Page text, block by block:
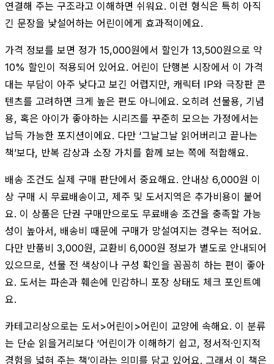
연결해 주는 구조라고 이해하면 쉬워요. 이런 형식은 특히 아직
긴 문장을 낯설어하는 어린이에게 효과적이에요.
가격 정보를 보면 정가 15,000원에서 할인가 13,500원으로 약
10% 할인이 적용되어 있어요. 어린이 단행본 시장에서 이 가격
대는 부담이 아주 낮다고 보긴 어렵지만, 캐릭터 IP와 극장판 콘
텐츠를 고려하면 크게 높은 편도 아니에요. 오히려 선물용, 기념
용, 혹은 아이가 좋아하는 시리즈를 꾸준히 모으는 가정에서는
납득 가능한 포지션이에요. 다만 ‘그날그날 읽어버리고 끝나는
책’보다, 반복 감상과 소장 가치를 함께 보는 쪽에 적합해요.
배송 조건도 실제 구매 판단에서 중요해요. 안내상 6,000원 이
상 구매 시 무료배송이고, 제주 및 도서지역은 추가비용이 붙어
요. 이 상품은 단권 구매만으로도 무료배송 조건을 충족할 가능
성이 높아서, 배송비 때문에 구매가 망설여지는 경우는 적어요.
다만 반품비 3,000원, 교환비 6,000원 정보가 별도로 안내되어
있으므로, 선물 전 색상이나 구성 확인을 꼼꼼히 하는 편이 좋아
요. 도서는 파손과 훼손에 민감하니 포장 상태도 체크 포인트예
요.
카테고리상으로는 도서>어린이>어린이 교양에 속해요. 이 분류
는 단순 읽을거리보다 ‘어린이가 이해하기 쉽고, 정서적·인지적
경험을 넓혀 주는 책’이라는 의미를 담고 있어요. 그래서 이 책은